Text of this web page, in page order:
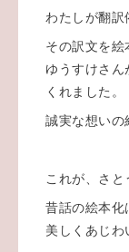
わたしが翻訳
その訳文を絵
ゆうすけさん
くれました。
誠実な想いの
これが、さと
昔話の絵本化
美しくあじわ